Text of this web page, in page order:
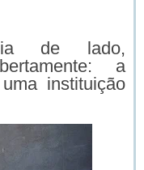
de lado,
a
instituição